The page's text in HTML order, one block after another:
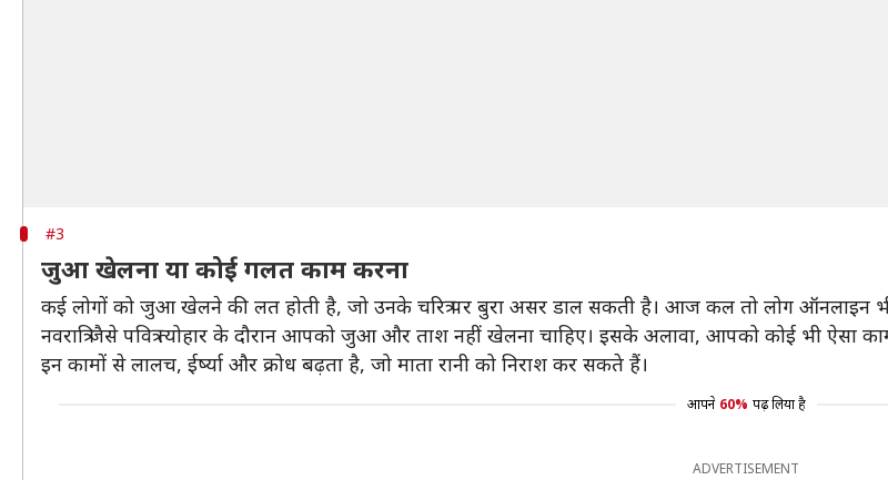
#3
जुआ खेलना या कोई गलत काम करना
कई लोगों को जुआ खेलने की लत होती है, जो उनके चरित्र पर बुरा असर डाल सकती है। आज कल तो लोग
नवरात्रि जैसे पवित्र त्योहार के दौरान आपको जुआ और ताश नहीं खेलना चाहिए। इसके अलावा, आपको कोई भी ऐसा
इन कामों से लालच, ईर्ष्या और क्रोध बढ़ता है, जो माता रानी को निराश कर सकते हैं।
आपने 60% पढ़ लिया है
ADVERTISEMENT